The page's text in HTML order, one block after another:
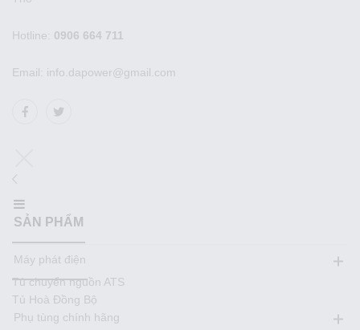
Hotline: 0906 664 711
Email: info.dapower@gmail.com
SẢN PHẨM
Máy phát điện
Tủ chuyển nguồn ATS
Tủ Hoà Đồng Bộ
Phụ tùng chính hãng